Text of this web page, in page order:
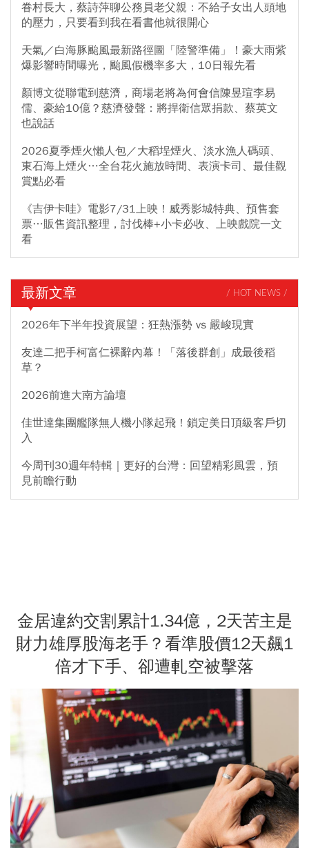
眷村長大，蔡詩萍聊公務員老父親：不給子女出人頭地
的壓力，只要看到我在看書他就很開心
天氣／白海豚颱風最新路徑圖「陸警準備」！豪大雨紫
爆影響時間曝光，颱風假機率多大，10日報先看
顏博文從聯電到慈濟，商場老將為何會信陳昱瑄李易
儒、豪給10億？慈濟發聲：將捍衛信眾捐款、蔡英文
也說話
2026夏季煙火懶人包／大稻埕煙火、淡水漁人碼頭、
東石海上煙火…全台花火施放時間、表演卡司、最佳觀
賞點必看
《吉伊卡哇》電影7/31上映！威秀影城特典、預售套
票…販售資訊整理，討伐棒+小卡必收、上映戲院一文
看
最新文章 / HOT NEWS /
2026年下半年投資展望：狂熱漲勢 vs 嚴峻現實
友達二把手柯富仁裸辭內幕！「落後群創」成最後稻
草？
2026前進大南方論壇
佳世達集團艦隊無人機小隊起飛！鎖定美日頂級客戶切
入
今周刊30週年特輯｜更好的台灣：回望精彩風雲，預
見前瞻行動
金居違約交割累計1.34億，2天苦主是
財力雄厚股海老手？看準股價12天飆1
倍才下手、卻遭軋空被擊落